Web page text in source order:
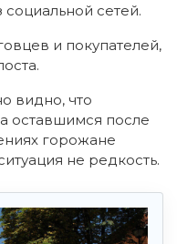
сетей.
и покупателей,
видно, что
оставшимся после
горожане
не редкость.